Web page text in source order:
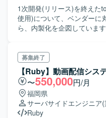
1次開発(リリース)を終えた
使用)について、ベンダー
ら、内製化を企図してい
り、3~4月から参画した業
状況は概ね改善、エンハ
コーディングの課題以外に
予定が多く控えております。
募集終了
【Ruby】動画配信シス
〜550,000円/月
福岡県
サーバサイドエンジニア
Ruby